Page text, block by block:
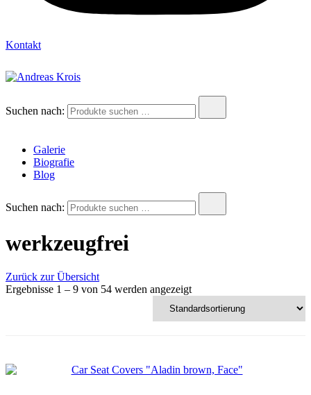
Kontakt
Suchen nach:
Galerie
Biografie
Blog
Suchen nach:
werkzeugfrei
Zurück zur Übersicht
Ergebnisse 1 – 9 von 54 werden angezeigt